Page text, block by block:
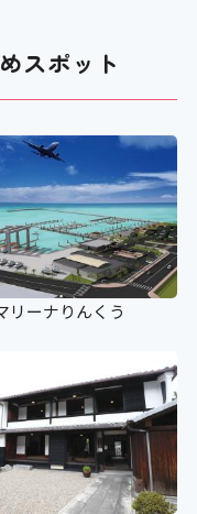
スポット
リーナりんくう